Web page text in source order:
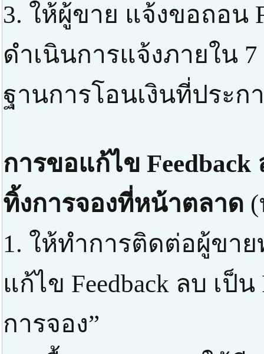
3. ให้ผู้ขาย แจ้งขอถอน
ดำเนินการแจ้งภายใน
ฐานการโอนเงินที่ประก
การขอแก้ไข Feedback
ทิ้งการจองที่หน้าตลาด
1. ให้ทำการติดต่อผู้ขา
แก้ไข Feedback ลบ เป็น
การจอง”